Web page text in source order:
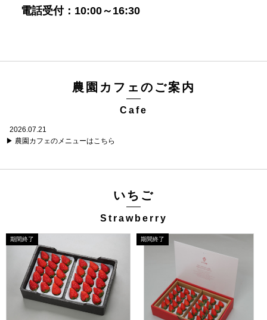
電話受付：10:00～16:30
農園カフェのご案内
Cafe
2026.07.21
▶︎ 農園カフェのメニューはこちら
いちご
Strawberry